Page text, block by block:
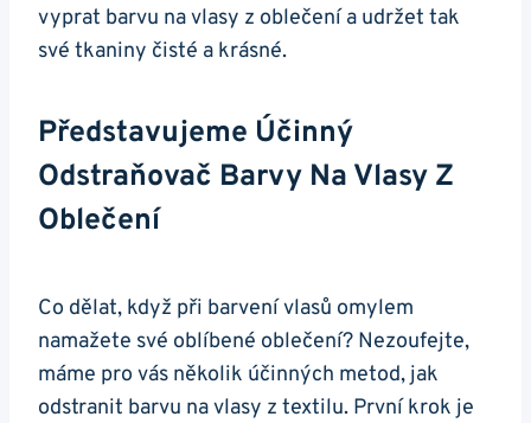
vyprat barvu na vlasy z oblečení a udržet tak
své tkaniny čisté a krásné.
Představujeme Účinný
Odstraňovač Barvy Na Vlasy Z
Oblečení
Co dělat, když při barvení vlasů omylem
namažete své oblíbené oblečení? Nezoufejte,
máme pro vás několik účinných metod, jak
odstranit barvu na vlasy z textilu. První krok je